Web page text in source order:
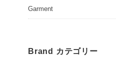
Garment
Brand カテゴリー